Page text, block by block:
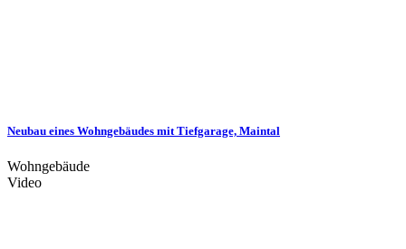
Neubau eines Wohngebäudes mit Tiefgarage, Maintal
Wohngebäude
Video